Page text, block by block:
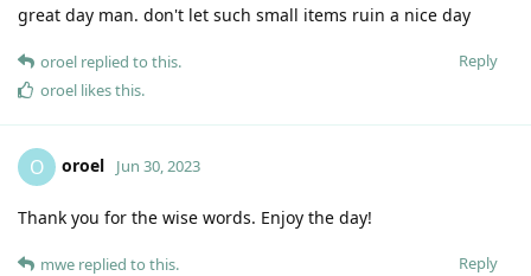
great day man. don't let such small items ruin a nice day
Reply
oroel replied to this.
oroel likes this.
O oroel Jun 30, 2023
Thank you for the wise words. Enjoy the day!
Reply
mwe replied to this.